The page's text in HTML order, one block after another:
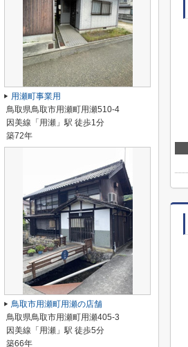
用瀬町事業用
鳥取県鳥取市用瀬町用瀬510-4
因美線「用瀬」駅 徒歩1分
築72年
鳥取市用瀬町用瀬の店舗
鳥取県鳥取市用瀬町用瀬405-3
因美線「用瀬」駅 徒歩5分
築66年